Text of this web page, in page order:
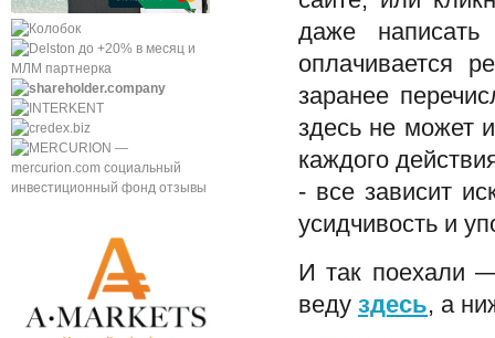
даже
оплачивается
заранее
здесь не может
каждого
- все зависит
усидчивость и
И так поехали
веду здесь, а